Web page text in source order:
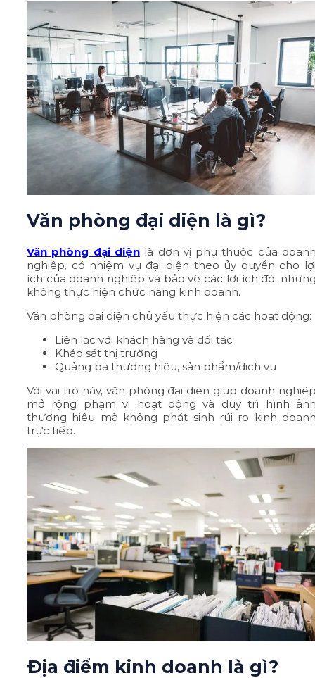
Văn phòng đại diện là gì?
Văn phòng đại diệnlà đơn vị phụ thuộc của
nghiệp, có nhiệm vụ đại diện theo ủy quyền cho
ích của doanh nghiệp và bảo vệ các lợi ích đó,
không thực hiện chức năng kinh doanh.
Văn phòng đại diện chủ yếu thực hiện các hoạt động:
Liên lạc với khách hàng và đối tác
Khảo sát thị trường
Quảng bá thương hiệu, sản phẩm/dịch vụ
Với vai trò này, văn phòng đại diện giúp doanh
mở rộng phạm vi hoạt động và duy trì hình
thương hiệu mà không phát sinh rủi ro kinh
trực tiếp.
Địa điểm kinh doanh là gì?